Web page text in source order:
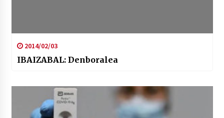
2014/02/03
IBAIZABAL: Denboralea